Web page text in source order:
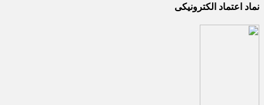
نماد اعتماد الکترونیکی